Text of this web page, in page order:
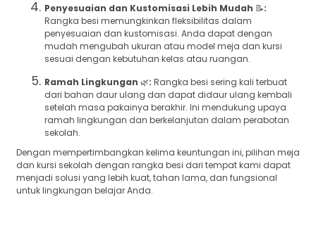
Penyesuaian dan Kustomisasi Lebih Mudah 📝:
Rangka besi memungkinkan fleksibilitas dalam
penyesuaian dan kustomisasi. Anda dapat dengan
mudah mengubah ukuran atau model meja dan kursi
sesuai dengan kebutuhan kelas atau ruangan.
Ramah Lingkungan 🌿: Rangka besi sering kali terbuat
dari bahan daur ulang dan dapat didaur ulang kembali
setelah masa pakainya berakhir. Ini mendukung upaya
ramah lingkungan dan berkelanjutan dalam perabotan
sekolah.
Dengan mempertimbangkan kelima keuntungan ini, pilihan meja
dan kursi sekolah dengan rangka besi dari tempat kami dapat
menjadi solusi yang lebih kuat, tahan lama, dan fungsional
untuk lingkungan belajar Anda.